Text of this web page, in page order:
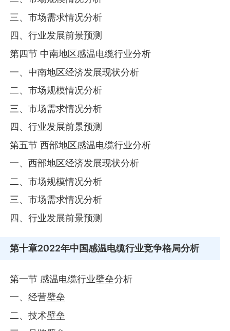
三、市场需求情况分析
四、行业发展前景预测
第四节 中南地区感温电缆行业分析
一、中南地区经济发展现状分析
二、市场规模情况分析
三、市场需求情况分析
四、行业发展前景预测
第五节 西部地区感温电缆行业分析
一、西部地区经济发展现状分析
二、市场规模情况分析
三、市场需求情况分析
四、行业发展前景预测
第十章2022年中国感温电缆行业竞争格局分析
第一节 感温电缆行业壁垒分析
一、经营壁垒
二、技术壁垒